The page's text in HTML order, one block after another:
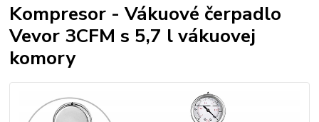
Kompresor - Vákuové čerpadlo
Vevor 3CFM s 5,7 l vákuovej
komory